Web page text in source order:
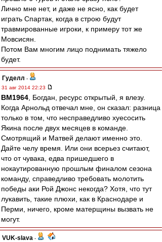
Лично мне нет, и даже не ясно, как будет
играть Спартак, когда в строю будут
травмированные игроки, к примеру тот же
Мовсисян.
Потом Вам многим лицо поднимать тяжело
будет.
Гуделл -
31 авг 2014 22:23
BM1964 , Богдан, ресурс открытый, я влезу.
Когда Арнольд отвечал мне, он сказал: разница
только в том, что несправедливо хуесосить
Якина после двух месяцев в команде.
Смотрящий и Матвей делают именно это.
Дайте челу время. Или они всерьез считают,
что от чувака, едва пришедшего в
нокаутированную прошлым финалом сезона
команду, справедливо требовать молотить
победы аки Рой Джонс некогда? Хотя, что тут
лукавить, такие плюхи, как в Краснодаре и
Перми, ничего, кроме матерщины вызвать не
могут.
VUK-slava -